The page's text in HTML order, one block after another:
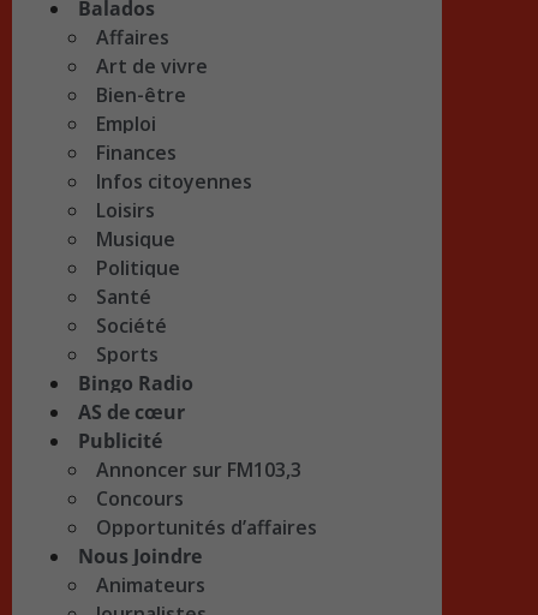
Balados
Affaires
Art de vivre
Bien-être
Emploi
Finances
Infos citoyennes
Loisirs
Musique
Politique
Santé
Société
Sports
Bingo Radio
AS de cœur
Publicité
Annoncer sur FM103,3
Concours
Opportunités d’affaires
Nous Joindre
Animateurs